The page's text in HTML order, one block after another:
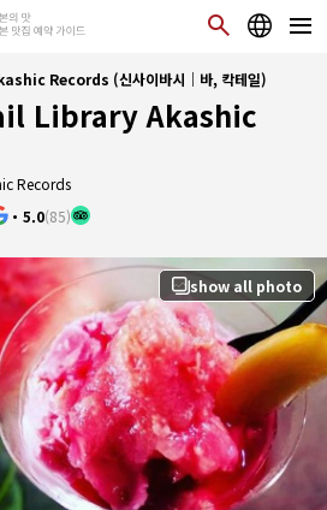
Records (신사이바시｜바, 칵테일)
Library Akashic
Records
・ 5.0(85)
show all photo